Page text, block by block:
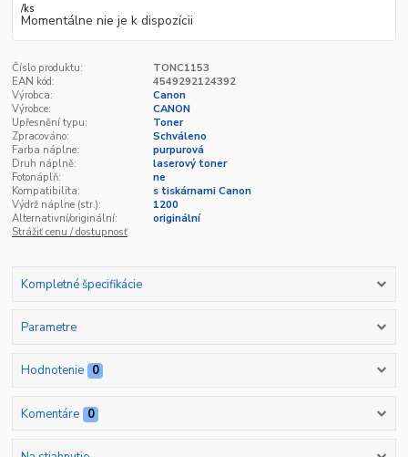
/ks
Momentálne nie je k dispozícii
Číslo produktu:
TONC1153
EAN kód:
4549292124392
Výrobca:
Canon
Výrobce:
CANON
Upřesnění typu:
Toner
Zpracováno:
Schváleno
Farba náplne:
purpurová
Druh náplně:
laserový toner
Fotonáplň:
ne
Kompatibilita:
s tiskárnami Canon
Výdrž náplne (str.):
1200
Alternativní/originální:
originální
Strážiť cenu / dostupnosť
Kompletné špecifikácie
Parametre
Hodnotenie 0
Komentáre 0